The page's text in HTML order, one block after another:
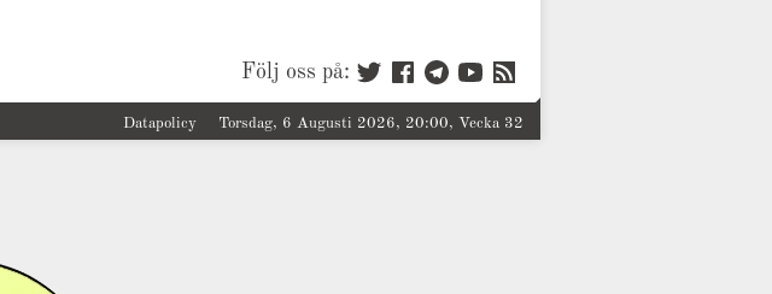
Följ oss på:
Datapolicy Torsdag, 6 Augusti 2026, 20:00, Vecka 32